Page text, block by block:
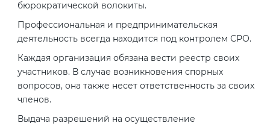
бюрократической волокиты.
Профессиональная и предпринимательская
деятельность всегда находится под контролем СРО.
Каждая организация обязана вести реестр своих
участников. В случае возникновения спорных
вопросов, она также несет ответственность за своих
членов.
Выдача разрешений на осуществление